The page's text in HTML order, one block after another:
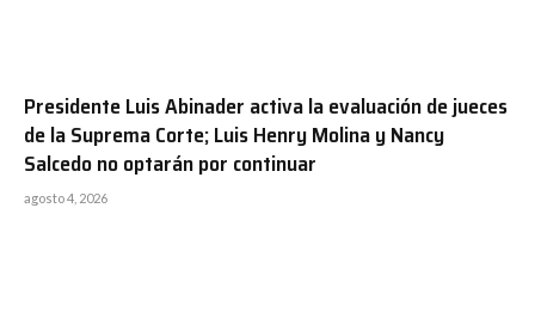
Presidente Luis Abinader activa la evaluación de jueces
de la Suprema Corte; Luis Henry Molina y Nancy
Salcedo no optarán por continuar
agosto 4, 2026